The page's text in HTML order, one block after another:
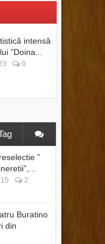
intensă
”Doina...
0
”
2
Buratino
din